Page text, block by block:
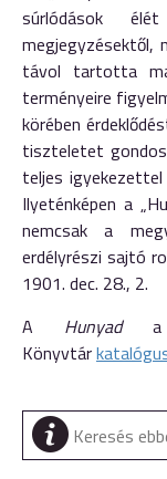
súrlódások
megjegyzésektől,
távol tartotta
terményeire
körében
tiszteletet
teljes
Ilyeténképen a
nemcsak a
erdélyrészi sajtó
1901. dec. 28., 2.
A Hunyad
Könyvtár